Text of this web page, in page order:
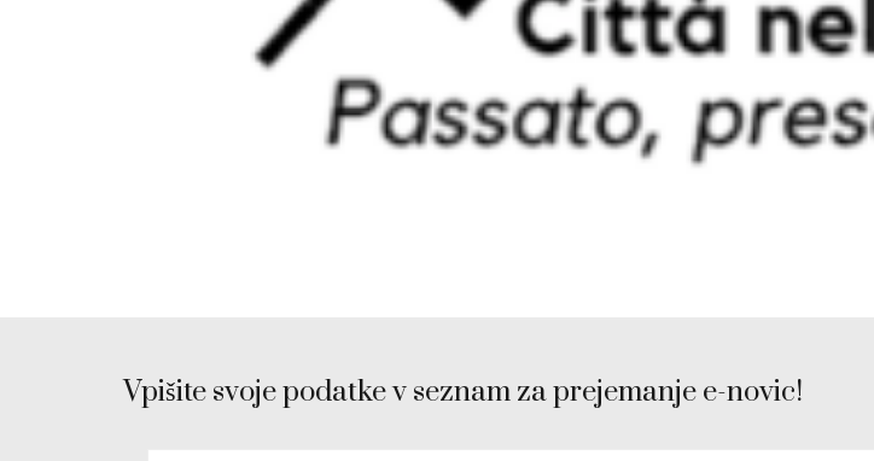
Vpišite svoje podatke v seznam za prejemanje e-novic!